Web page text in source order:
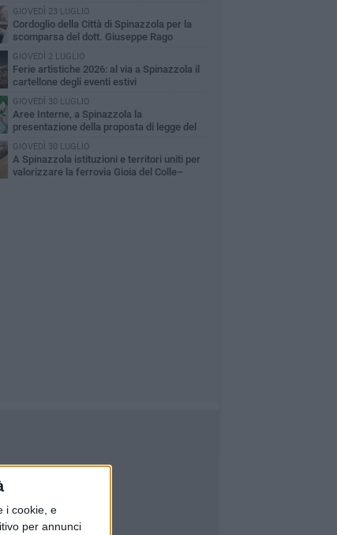
i cookie, e
per annunci
GIOVEDÌ 23 LUGLIO
Cordoglio della Città di Spinazzola per la
scomparsa del dott. Giuseppe Rago
GIOVEDÌ 2 LUGLIO
Ferie artistiche 2026: al via a Spinazzola il
cartellone degli eventi estivi
GIOVEDÌ 30 LUGLIO
Aree Interne, a Spinazzola la
presentazione della proposta di legge del
GIOVEDÌ 30 LUGLIO
A Spinazzola istituzioni e territori uniti per
valorizzare la ferrovia Gioia del Colle–